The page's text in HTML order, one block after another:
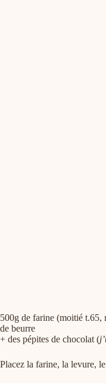
500g de farine (moitié t.65,
de beurre
+ des pépites de chocolat (
Placez la farine, la levure,